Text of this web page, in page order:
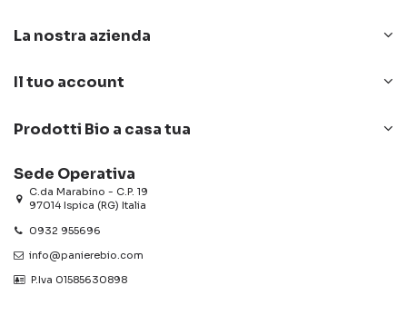
La nostra azienda
Il tuo account
Prodotti Bio a casa tua
Sede Operativa
C.da Marabino - C.P. 19
97014 Ispica (RG) Italia
0932 955696
info@panierebio.com
‎‎‎‎‎ P.Iva 01585630898